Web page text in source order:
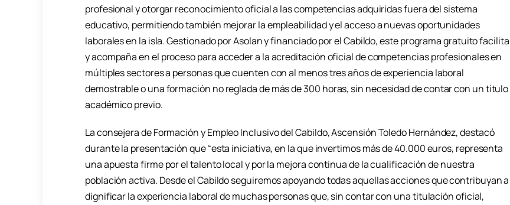
profesional y otorgar reconocimiento oficial a las competencias adquiridas fuera del sistema
educativo, permitiendo también mejorar la empleabilidad y el acceso a nuevas oportunidades
laborales en la isla. Gestionado por Asolan y financiado por el Cabildo, este programa gratuito facilita
y acompaña en el proceso para acceder a la acreditación oficial de competencias profesionales en
múltiples sectores a personas que cuenten con al menos tres años de experiencia laboral
demostrable o una formación no reglada de más de 300 horas, sin necesidad de contar con un título
académico previo.
La consejera de Formación y Empleo Inclusivo del Cabildo, Ascensión Toledo Hernández, destacó
durante la presentación que “esta iniciativa, en la que invertimos más de 40.000 euros, representa
una apuesta firme por el talento local y por la mejora continua de la cualificación de nuestra
población activa. Desde el Cabildo seguiremos apoyando todas aquellas acciones que contribuyan a
dignificar la experiencia laboral de muchas personas que, sin contar con una titulación oficial,